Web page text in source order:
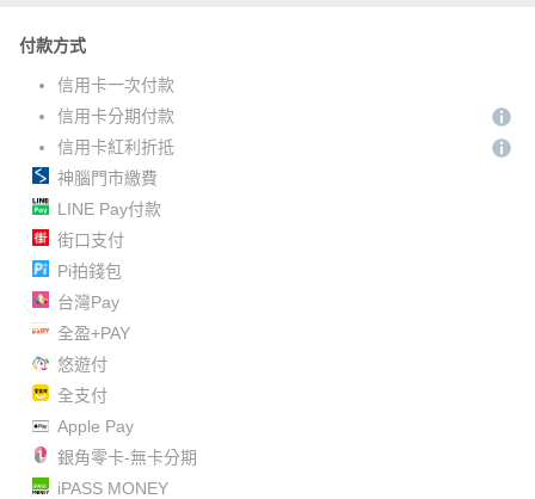
付款方式
信用卡一次付款
信用卡分期付款
信用卡紅利折抵
神腦門市繳費
LINE Pay付款
街口支付
Pi拍錢包
台灣Pay
全盈+PAY
悠遊付
全支付
Apple Pay
銀角零卡-無卡分期
iPASS MONEY